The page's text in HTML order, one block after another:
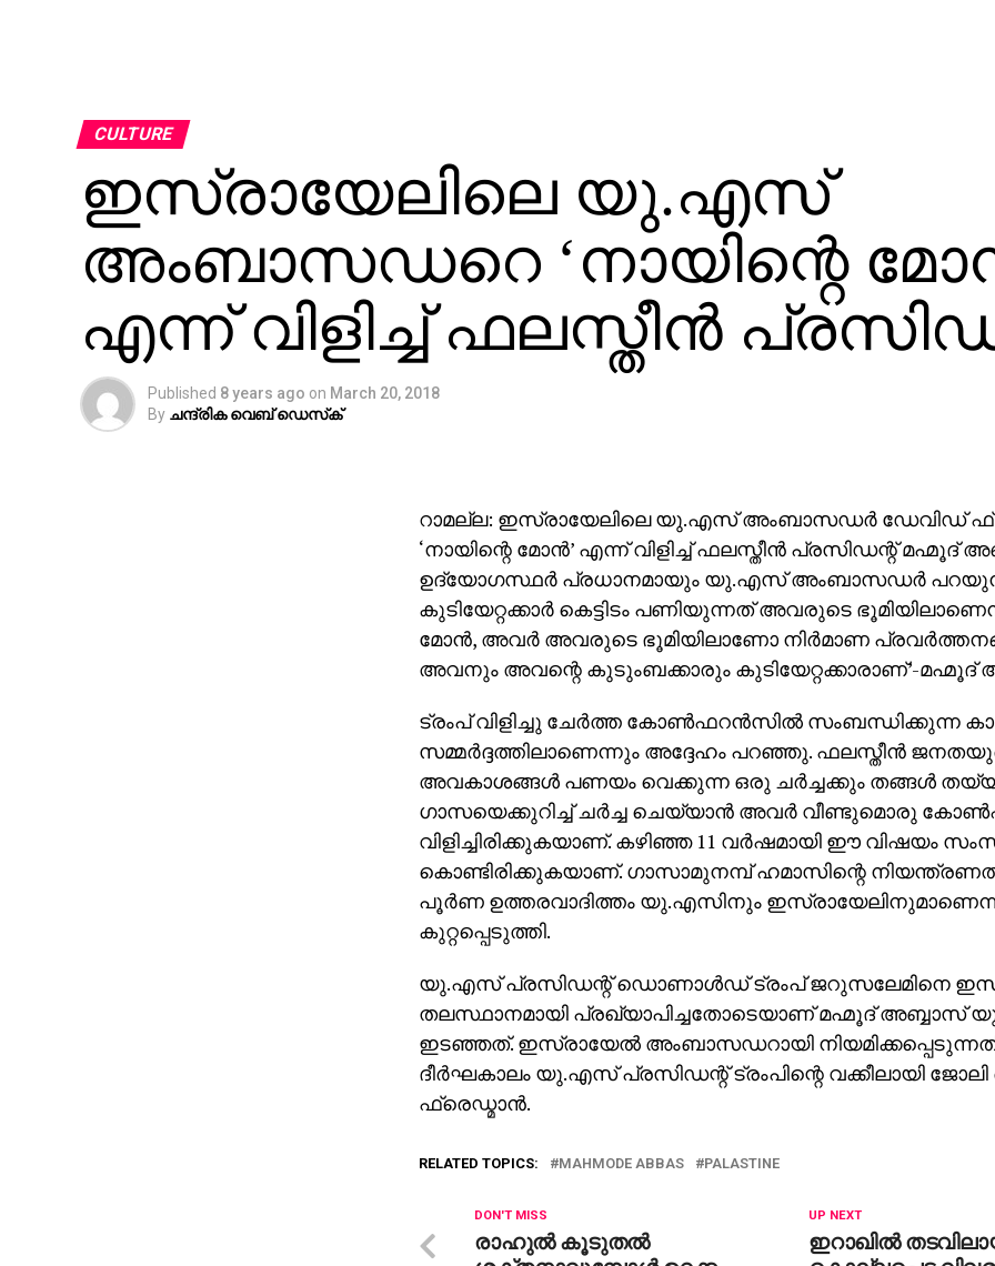
CULTURE
ഇസ്രായേലിലെ യു.എസ്
അംബാസഡറെ ‘നായിന്റെ
എന്ന് വിളിച്ച് ഫലസ്തീന്‍
Published 8 years ago on March 20, 2018
By ചന്ദ്രിക വെബ് ഡെസ്‌ക്‌
റാമല്ല: ഇസ്രായേലിലെ യു.എസ് അംബാസഡര്‍ ഡേവിഡ്
‘നായിന്റെ മോന്‍’ എന്ന് വിളിച്ച് ഫലസ്തീന്‍ പ്രസിഡന്റ്
ഉദ്യോഗസ്ഥര്‍ പ്രധാനമായും യു.എസ് അംബാസഡര്‍
കുടിയേറ്റക്കാര്‍ കെട്ടിടം പണിയുന്നത് അവരുടെ
മോന്‍, അവര്‍ അവരുടെ ഭൂമിയിലാണോ നിര്‍മാണ
അവനും അവന്റെ കുടുംബക്കാരും കുടിയേറ്റക്കാരാണ്’-
ട്രംപ് വിളിച്ചു ചേര്‍ത്ത കോണ്‍ഫറന്‍സില്‍ സംബന്ധിക്കുന്ന
സമ്മര്‍ദ്ദത്തിലാണെന്നും അദ്ദേഹം പറഞ്ഞു. ഫലസ്തീന്‍
അവകാശങ്ങള്‍ പണയം വെക്കുന്ന ഒരു ചര്‍ച്ചക്കും തങ്ങള്‍
ഗാസയെക്കുറിച്ച് ചര്‍ച്ച ചെയ്യാന്‍ അവര്‍ വീണ്ടുമൊരു
വിളിച്ചിരിക്കുകയാണ്. കഴിഞ്ഞ 11 വര്‍ഷമായി ഈ വിഷയം
കൊണ്ടിരിക്കുകയാണ്. ഗാസാമുനമ്പ് ഹമാസിന്റെ
പൂര്‍ണ ഉത്തരവാദിത്തം യു.എസിനും
കുറ്റപ്പെടുത്തി.
യു.എസ് പ്രസിഡന്റ് ഡൊണാള്‍ഡ് ട്രംപ് ജറുസലേമിനെ
തലസ്ഥാനമായി പ്രഖ്യാപിച്ചതോടെയാണ് മഹ്മൂദ് അബ്ബാസ്
ഇടഞ്ഞത്. ഇസ്രായേല്‍ അംബാസഡറായി
ദീര്‍ഘകാലം യു.എസ് പ്രസിഡന്റ് ട്രംപിന്റെ വക്കീലായി
ഫ്രെഡ്മാന്‍.
RELATED TOPICS: MAHMODE ABBAS PALASTINE
UP NEXT
ഇറാഖില്‍
DON'T MISS
രാഹുല്‍ കൂടുതല്‍